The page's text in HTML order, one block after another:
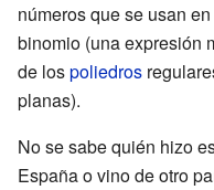
números que se usan
binomio (una expresión
de lospoliedros
planas).
No se sabe quién hizo
España o vino de otro